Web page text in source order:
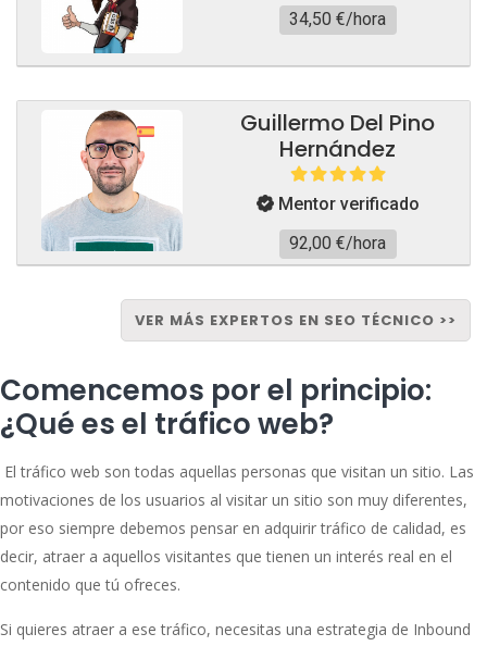
34,50 €/hora
Guillermo Del Pino
Hernández
Mentor verificado
92,00 €/hora
VER MÁS EXPERTOS EN SEO TÉCNICO >>
Comencemos por el principio:
¿Qué es el tráfico web?
El tráfico web son todas aquellas personas que visitan un sitio. Las
motivaciones de los usuarios al visitar un sitio son muy diferentes,
por eso siempre debemos pensar en adquirir tráfico de calidad, es
decir, atraer a aquellos visitantes que tienen un interés real en el
contenido que tú ofreces.
Si quieres atraer a ese tráfico, necesitas una estrategia de Inbound